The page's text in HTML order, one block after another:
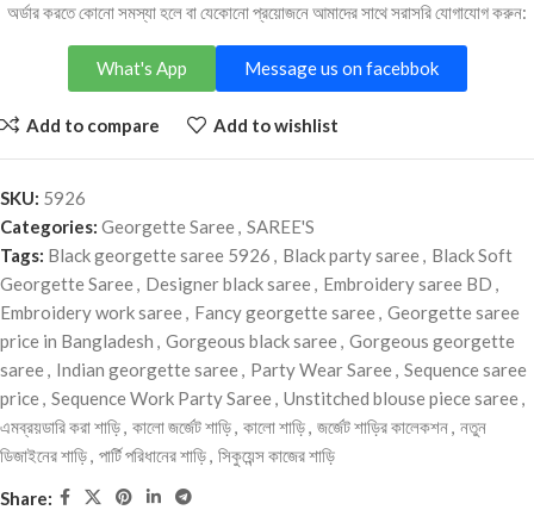
অর্ডার করতে কোনো সমস্যা হলে বা যেকোনো প্রয়োজনে আমাদের সাথে সরাসরি যোগাযোগ করুন:
Message us on facebbok
What's App
Add to compare Add to wishlist
SKU: 5926
Categories: Georgette Saree, SAREE'S
Tags: Black georgette saree 5926 , Black party saree, Black Soft
Georgette Saree, Designer black saree, Embroidery saree BD ,
Embroidery work saree, Fancy georgette saree, Georgette saree
price in Bangladesh , Gorgeous black saree, Gorgeous georgette
saree, Indian georgette saree, Party Wear Saree, Sequence saree
price, Sequence Work Party Saree, Unstitched blouse piece saree,
এমব্রয়ডারি করা শাড়ি, কালো জর্জেট শাড়ি, কালো শাড়ি, জর্জেট শাড়ির কালেকশন, নতুন
ডিজাইনের শাড়ি, পার্টি পরিধানের শাড়ি, সিকুয়েন্স কাজের শাড়ি
Share: